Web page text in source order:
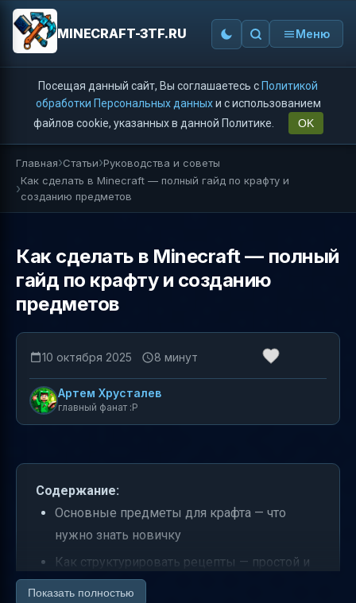
MINECRAFT-3TF.RU Меню
Посещая данный сайт, Вы соглашаетесь с Политикой
обработки Персональных данныхи с использованием
файлов cookie, указанных в данной Политике.
OK
Главная Статьи Руководства и советы
Как сделать в Minecraft — полный гайд по крафту и
созданию предметов
Как сделать в Minecraft — полный
гайд по крафту и созданию
предметов
10 октября 2025 8 минут
Артем Хрусталев
главный фанат :P
Содержание:
Основные предметы для крафта — что
нужно знать новичку
Как структурировать рецепты — простой и
понятный формат
Показать полностью